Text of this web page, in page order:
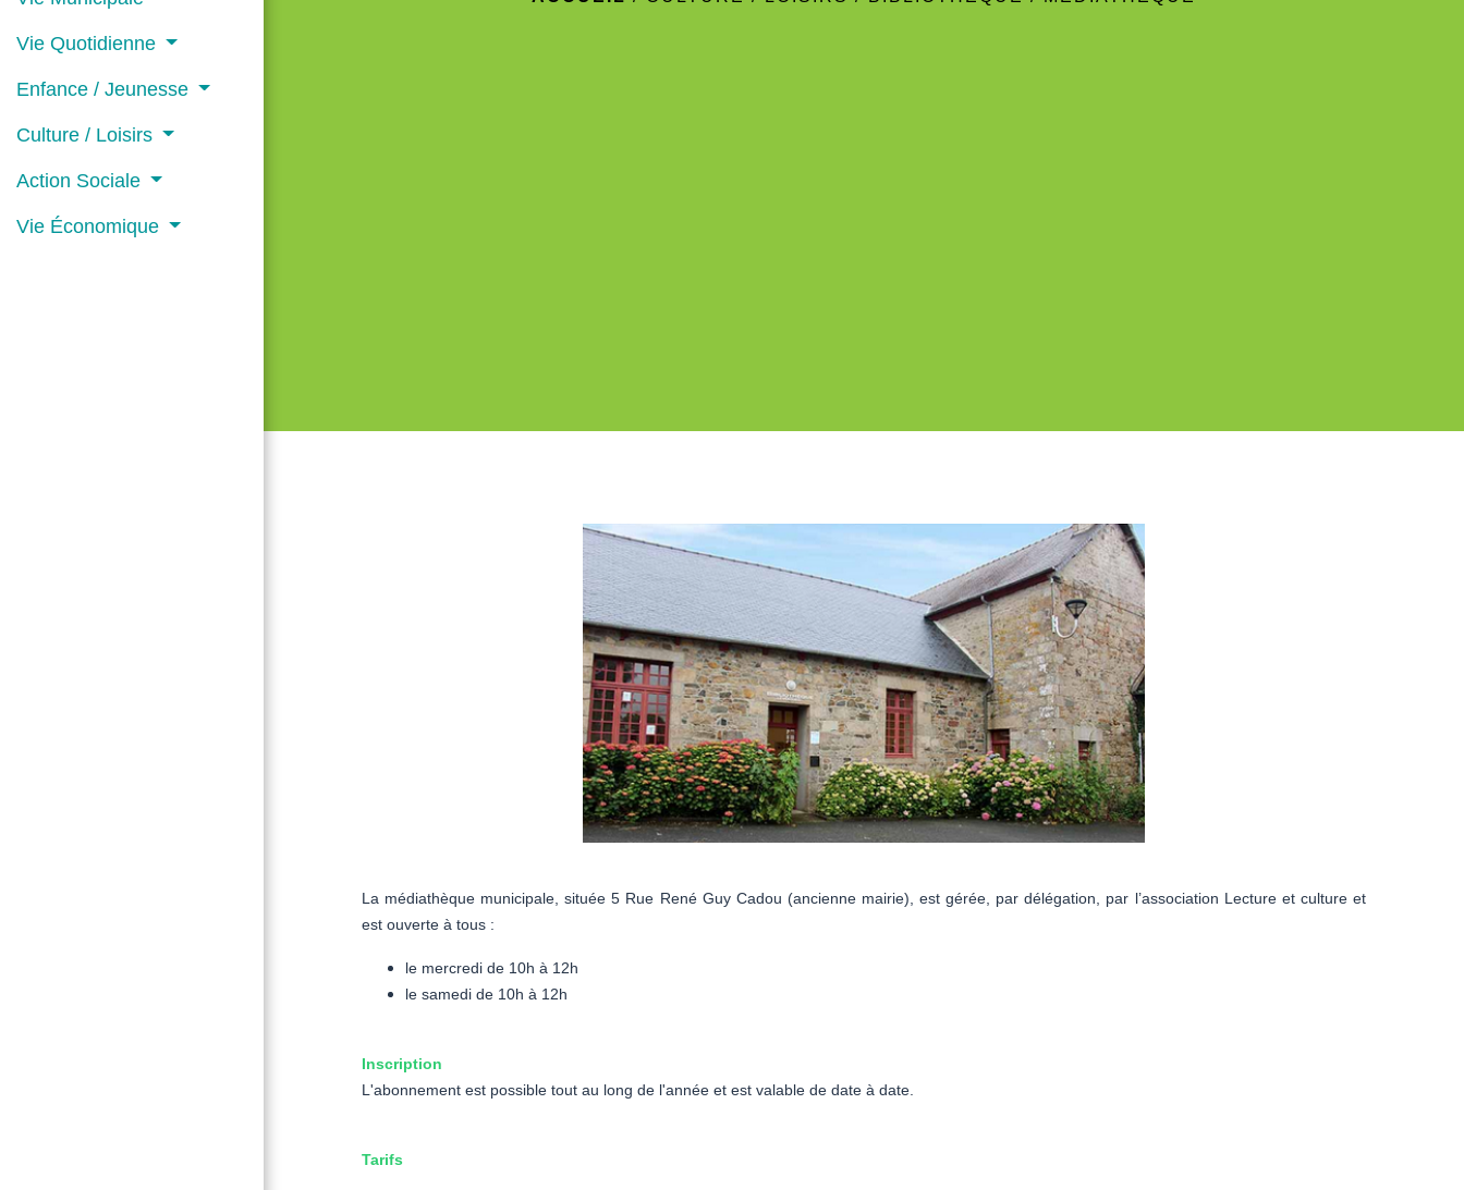
Vie Quotidienne
Enfance / Jeunesse
Culture / Loisirs
Action Sociale
Vie Économique
La médiathèque municipale, située 5 Rue René Guy Cadou (ancienne mairie), est gérée, par délégation, par l’association Lecture et culture et
est ouverte à tous :
le mercredi de 10h à 12h
le samedi de 10h à 12h
Inscription
L'abonnement est possible tout au long de l'année et est valable de date à date.
Tarifs